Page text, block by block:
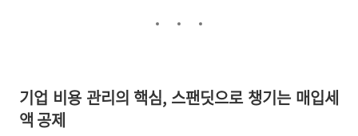
기업 비용 관리의 핵심, 스팬딧으로 챙기는 매입세
액 공제